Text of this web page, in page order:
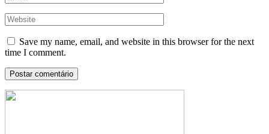
Save my name, email, and website in this browser for the next
time I comment.